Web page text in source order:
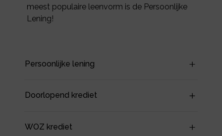
meest populaire leenvorm is de Persoonlijke
Lening!
Persoonlijke lening
Doorlopend krediet
WOZ krediet